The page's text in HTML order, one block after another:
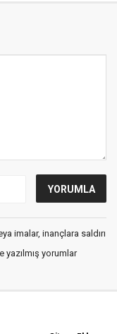
imalar, inançlara saldırı
yazılmış yorumlar